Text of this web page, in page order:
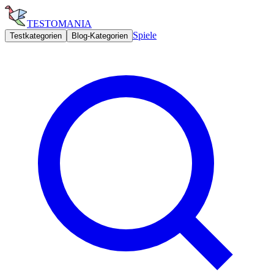
TESTOMANIA
Testkategorien Blog-Kategorien Spiele